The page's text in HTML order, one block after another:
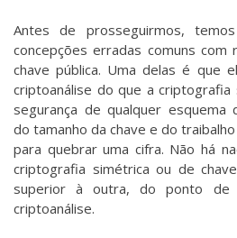
Antes de prosseguirmos,
concepções erradas comuns com
chave pública. Uma delas é que
criptoanálise do que a criptografia
segurança de qualquer esquema
do tamanho da chave e do
para quebrar uma cifra. Não há
criptografia simétrica ou de
superior à outra, do ponto de
criptoanálise.